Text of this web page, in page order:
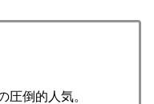
圧倒的人気。